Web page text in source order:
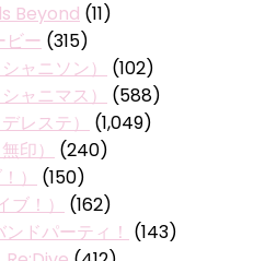
Beyond (11)
ビー (315)
ャニソン）
(102)
ャニマス）
(588)
レステ）
(1,049)
印）
(240)
）
(150)
！）
(162)
ドパーティ！ (143)